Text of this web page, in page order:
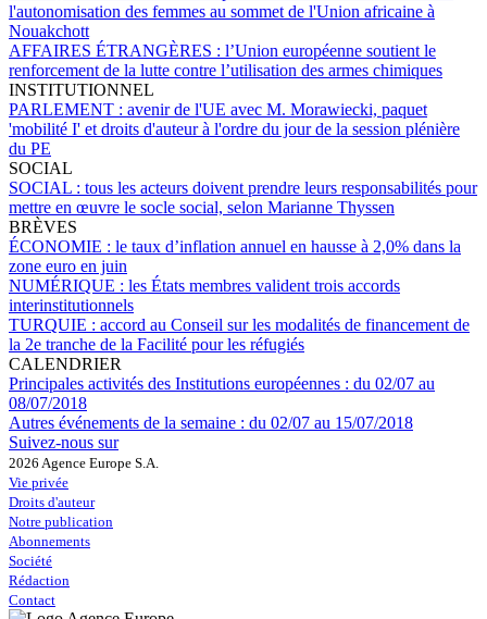
l'autonomisation des femmes au sommet de l'Union africaine à
Nouakchott
AFFAIRES ÉTRANGÈRES : l’Union européenne soutient le
renforcement de la lutte contre l’utilisation des armes chimiques
INSTITUTIONNEL
PARLEMENT : avenir de l'UE avec M. Morawiecki, paquet
'mobilité I' et droits d'auteur à l'ordre du jour de la session plénière
du PE
SOCIAL
SOCIAL : tous les acteurs doivent prendre leurs responsabilités pour
mettre en œuvre le socle social, selon Marianne Thyssen
BRÈVES
ÉCONOMIE : le taux d’inflation annuel en hausse à 2,0% dans la
zone euro en juin
NUMÉRIQUE : les États membres valident trois accords
interinstitutionnels
TURQUIE : accord au Conseil sur les modalités de financement de
la 2e tranche de la Facilité pour les réfugiés
CALENDRIER
Principales activités des Institutions européennes : du 02/07 au
08/07/2018
Autres événements de la semaine : du 02/07 au 15/07/2018
Suivez-nous sur
2026 Agence Europe S.A.
Vie privée
Droits d'auteur
Notre publication
Abonnements
Société
Rédaction
Contact